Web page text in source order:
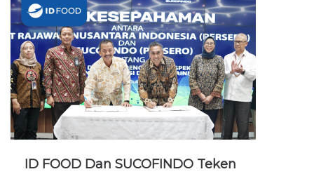
ID FOOD Dan SUCOFINDO Teken